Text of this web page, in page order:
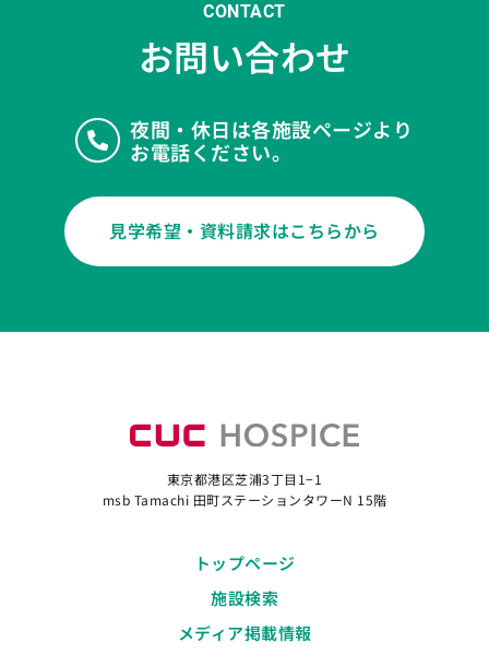
CONTACT
お問い合わせ
夜間・休日は各施設ページより
お電話ください。
見学希望・資料請求はこちらから
東京都港区芝浦3丁目1−1
msb Tamachi 田町ステーションタワーN 15階
トップページ
施設検索
メディア掲載情報